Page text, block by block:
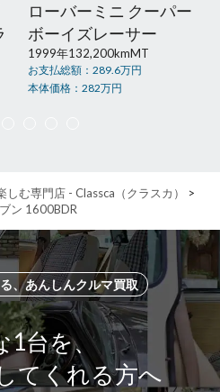
ローバーミニ クーパー
ボーイズレーサー
1999年132,200kmMT
お支払総額： 289.6万円
本体価格： 282万円
む専門店 - Classca（クラスカ）
>
ン 1600BDR
、あんしんクルマ買取
1台を、
てくれる方へ